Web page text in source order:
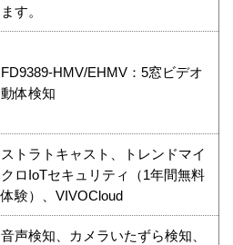
ます。
FD9389-HMV/EHMV：5窓ビデオ
動体検知
ストラトキャスト、トレンドマイ
クロIoTセキュリティ（1年間無料
体験）、VIVOCloud
音声検知、カメラいたずら検知、